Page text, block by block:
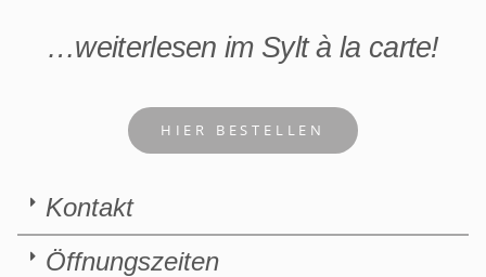
…weiterlesen im Sylt à la carte!
HIER BESTELLEN
Kontakt
Öffnungszeiten